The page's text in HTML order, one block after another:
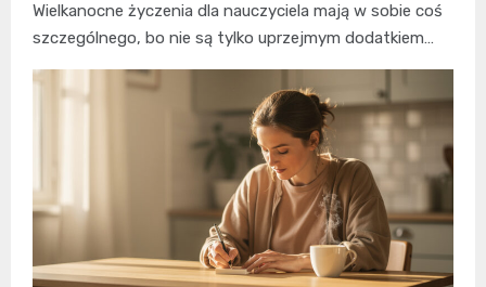
Wielkanocne życzenia dla nauczyciela mają w sobie coś
szczególnego, bo nie są tylko uprzejmym dodatkiem…